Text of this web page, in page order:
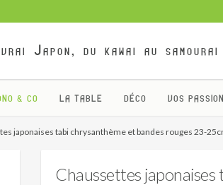
Japon, du kawai au samourai
& CO LA TABLE DÉCO VOS
japonaises tabi chrysanthème et bandes rouges 23-
Chaussettes